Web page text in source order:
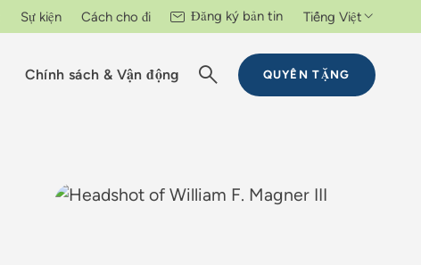
QUYÊN TẶNG
Chính sách & Vận động
Sự kiện Cách cho đi Đăng ký bản tin Tiếng Việt